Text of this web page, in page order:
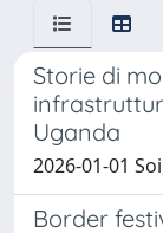
Storie di
Uganda
2026-01-01
Border